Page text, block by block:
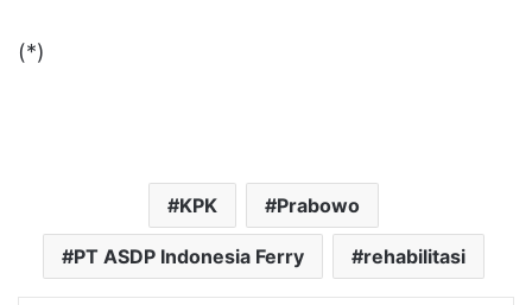
(*)
KPK Prabowo
PT ASDP Indonesia Ferry rehabilitasi